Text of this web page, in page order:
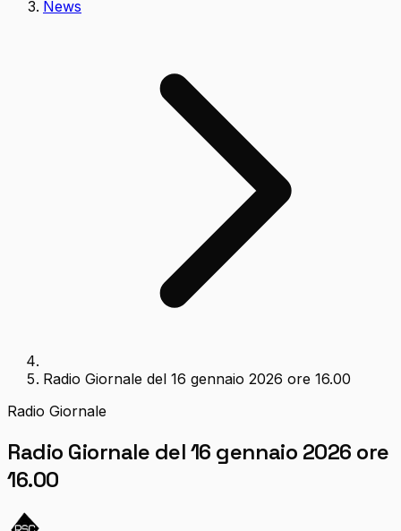
News
Radio Giornale del 16 gennaio 2026 ore 16.00
Radio Giornale
Radio Giornale del 16 gennaio 2026 ore
16.00